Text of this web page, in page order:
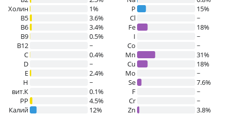
Холин
1%
B5
3.6%
B6
3.4%
B9
0.5%
B12
~
C
0.4%
D
~
E
2.4%
H
~
вит.К
0.1%
PP
4.5%
Калий
12%
P
15%
Cl
~
Fe
18%
I
~
Co
~
Mn
31%
Cu
18%
Mo
~
Se
7.6%
F
~
Cr
~
Zn
3.8%